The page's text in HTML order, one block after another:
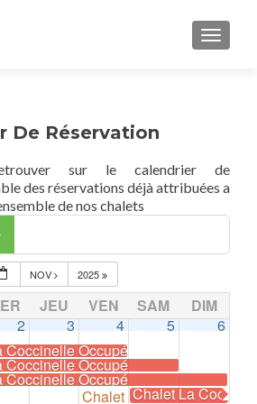
De Réservation
sur le calendrier de
des réservations déjà attribuées a
de nos chalets
NOV 2025
JEU VEN SAM
DIM
Coccinelle Occupé
Coccinelle Occupé
Coccinelle Occupé
Coccinelle Occupé
Colombe Occupé
2 3 4
Chalet
5
Chalet La
6